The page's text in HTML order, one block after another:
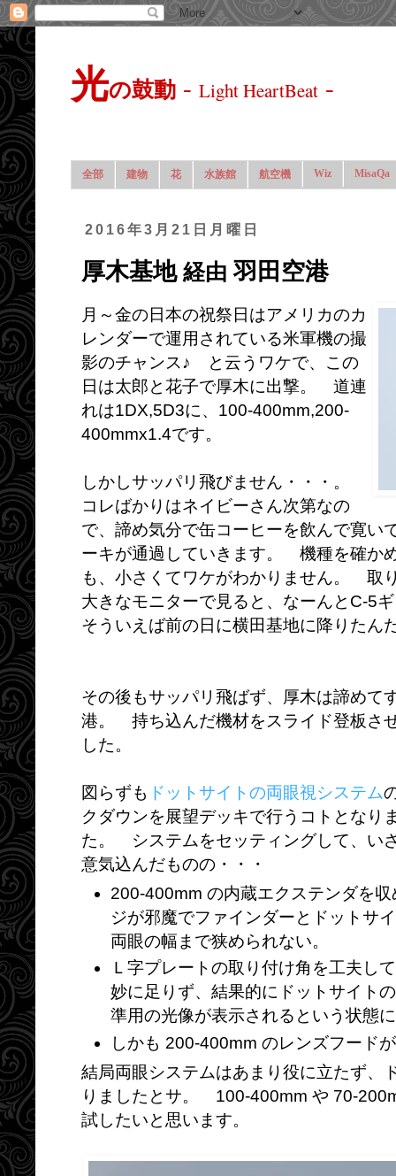
光の鼓動 - Light HeartBeat -
全部 建物 花 水族館 航空機 Wiz MisaQa
2016年3月21日月曜日
厚木基地経由羽田空港
月～金の日本の祝祭日はアメリカのカ
レンダーで運用されている米軍機の撮
影のチャンス♪ と云うワケで、この
日は太郎と花子で厚木に出撃。 道連
れは1DX,5D3に、100-400mm,200-
400mmx1.4です。
しかしサッパリ飛びません・・・。
コレばかりはネイビーさん次第なの
で、諦め気分で缶コーヒーを飲んで寛い
ーキが通過していきます。 機種を確か
も、小さくてワケがわかりません。 取
大きなモニターで見ると、なーんとC-5
そういえば前の日に横田基地に降りたん
その後もサッパリ飛ばず、厚木は諦めて
港。 持ち込んだ機材をスライド登板さ
した。
図らずも ドットサイトの両眼視システム
クダウンを展望デッキで行うコトとなり
た。 システムをセッティングして、い
意気込んだものの・・・
200-400mm の内蔵エクステンダを収
ジが邪魔でファインダーとドットサ
両眼の幅まで狭められない。
Ｌ字プレートの取り付け角を工夫し
妙に足りず、結果的にドットサイト
準用の光像が表示されるという状態
しかも 200-400mm のレンズフード
結局両眼システムはあまり役に立たず、
りましたとサ。 100-400mm や 70-
試したいと思います。